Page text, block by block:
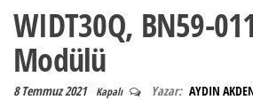
WIDT30Q, BN59-
Modülü
8 Temmuz 2021 Kapalı Yazar: AYDIN